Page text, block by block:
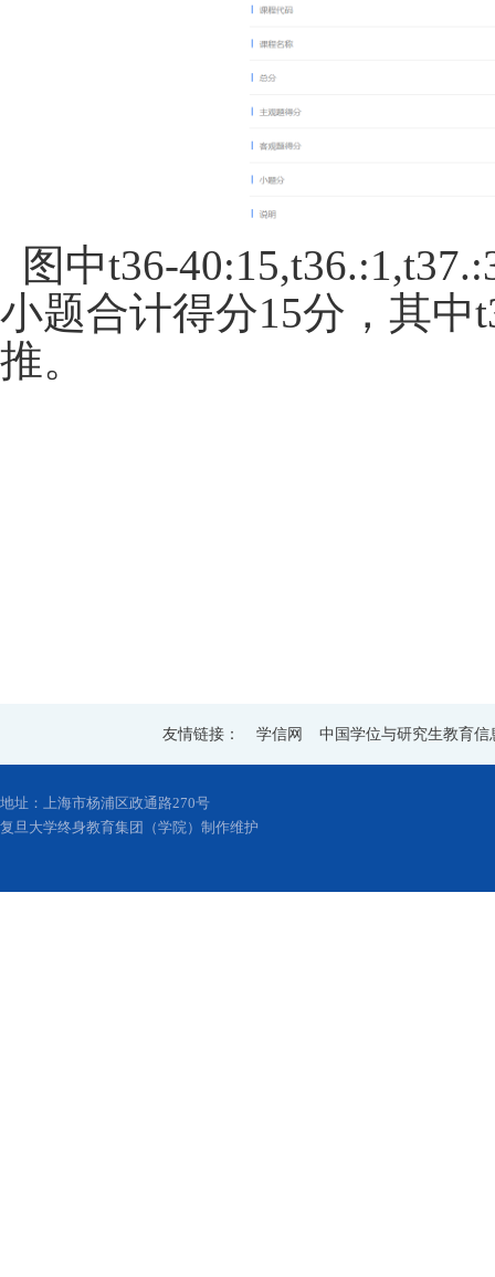
图中t36-
小题合计得分15分，其中
推。
友情链接： 学信网 中国学位与研究生教育信
地址：上海市杨浦区政通路270号
复旦大学终身教育集团（学院）制作维护